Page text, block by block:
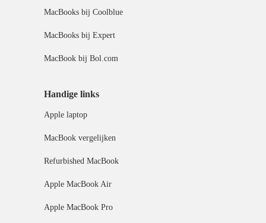
MacBooks bij Coolblue
MacBooks bij Expert
MacBook bij Bol.com
Handige links
Apple laptop
MacBook vergelijken
Refurbished MacBook
Apple MacBook Air
Apple MacBook Pro